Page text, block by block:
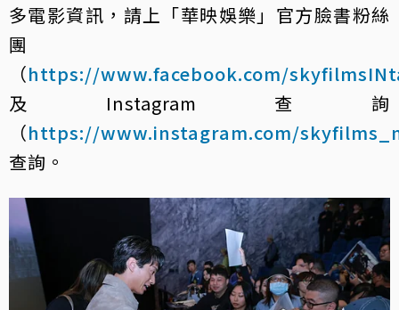
多電影資訊，請上「華映娛樂」官方臉書粉絲
團
（https://www.facebook.com/
及Instagram查詢
（https://www.instagram.com/
查詢。